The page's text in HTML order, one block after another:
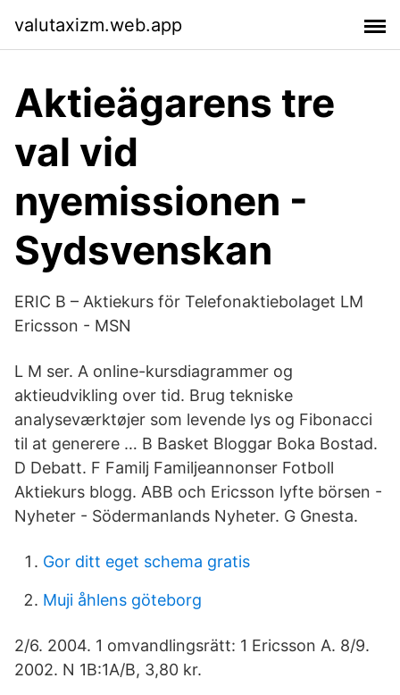
valutaxizm.web.app
Aktieägarens tre
val vid
nyemissionen -
Sydsvenskan
ERIC B – Aktiekurs för Telefonaktiebolaget LM
Ericsson - MSN
L M ser. A online-kursdiagrammer og
aktieudvikling over tid. Brug tekniske
analyseværktøjer som levende lys og Fibonacci
til at generere … B Basket Bloggar Boka Bostad.
D Debatt. F Familj Familjeannonser Fotboll
Aktiekurs blogg. ABB och Ericsson lyfte börsen -
Nyheter - Södermanlands Nyheter. G Gnesta.
Gor ditt eget schema gratis
Muji åhlens göteborg
2/6. 2004. 1 omvandlingsrätt: 1 Ericsson A. 8/9.
2002. N 1B:1A/B, 3,80 kr.